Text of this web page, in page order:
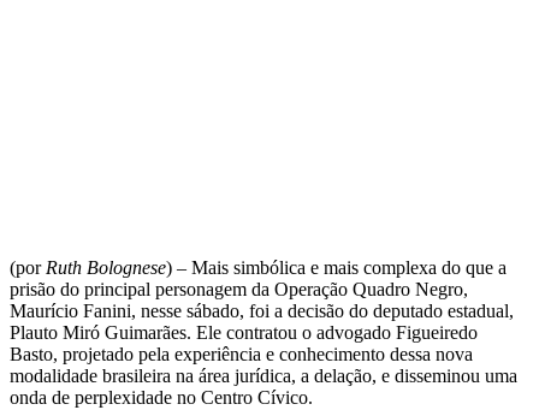
(por Ruth Bolognese) – Mais simbólica e mais complexa do que a
prisão do principal personagem da Operação Quadro Negro,
Maurício Fanini, nesse sábado, foi a decisão do deputado estadual,
Plauto Miró Guimarães. Ele contratou o advogado Figueiredo
Basto, projetado pela experiência e conhecimento dessa nova
modalidade brasileira na área jurídica, a delação, e disseminou uma
onda de perplexidade no Centro Cívico.